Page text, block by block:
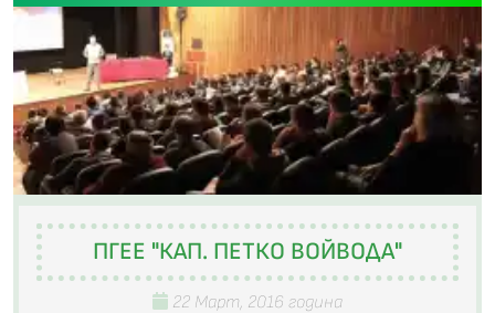
ПГЕЕ "КАП. ПЕТКО ВОЙВОДА"
22 Март, 2016 година